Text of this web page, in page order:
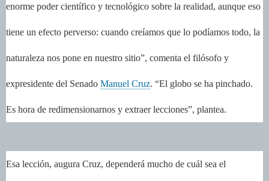
enorme poder científico y tecnológico sobre la realidad, aunque eso
tiene un efecto perverso: cuando creíamos que lo podíamos todo, la
naturaleza nos pone en nuestro sitio”, comenta el filósofo y
expresidente del Senado Manuel Cruz. “El globo se ha pinchado.
Es hora de redimensionarnos y extraer lecciones”, plantea.
Esa lección, augura Cruz, dependerá mucho de cuál sea el